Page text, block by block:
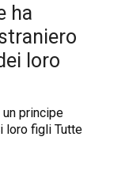
ha
loro
principe
loro figli Tutte